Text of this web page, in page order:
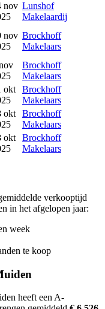
nov Lunshof
Makelaardij
nov Brockhoff
Makelaars
Brockhoff
Makelaars
okt
Brockhoff
Makelaars
okt
Brockhoff
Makelaars
okt
Brockhoff
Makelaars
verkooptijd
in het afgelopen jaar:
week
te koop
heeft een A-